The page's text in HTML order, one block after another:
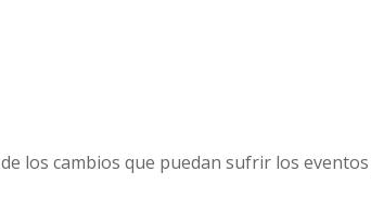
de los cambios que puedan sufrir los